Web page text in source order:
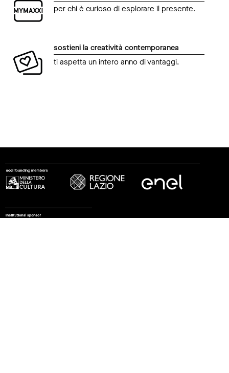
per chi è curioso di esplorare il presente.
sostieni la creatività contemporanea
ti aspetta un intero anno di vantaggi.